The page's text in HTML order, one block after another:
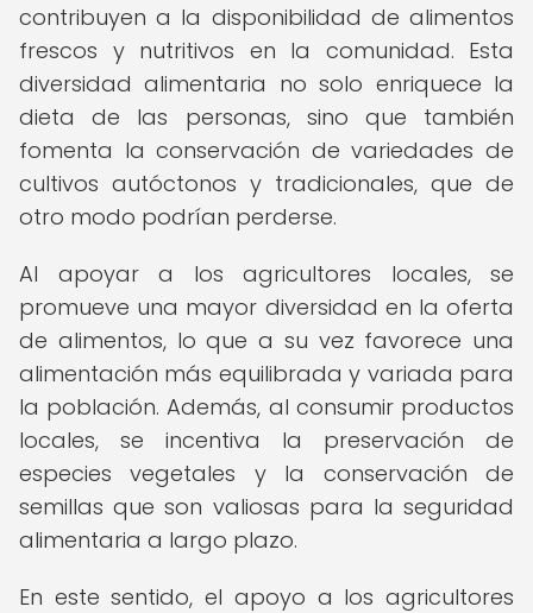
contribuyen a la disponibilidad de alimentos
frescos y nutritivos en la comunidad. Esta
diversidad alimentaria no solo enriquece la
dieta de las personas, sino que también
fomenta la conservación de variedades de
cultivos autóctonos y tradicionales, que de
otro modo podrían perderse.
Al apoyar a los agricultores locales, se
promueve una mayor diversidad en la oferta
de alimentos, lo que a su vez favorece una
alimentación más equilibrada y variada para
la población. Además, al consumir productos
locales, se incentiva la preservación de
especies vegetales y la conservación de
semillas que son valiosas para la seguridad
alimentaria a largo plazo.
En este sentido, el apoyo a los agricultores